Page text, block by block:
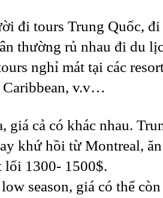
đi tours Trung Quốc,
thường rủ nhau đi du
nghỉ mát tại các
Caribbean, v.v…
giá cả có khác nhau.
khứ hồi từ Montreal,
lối 1300- 1500$.
season, giá có thể